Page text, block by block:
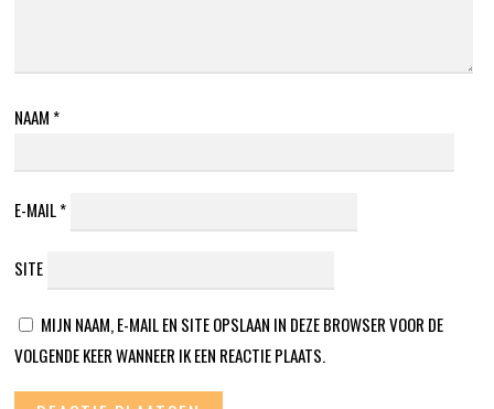
NAAM *
E-MAIL*
SITE
MIJN NAAM, E-MAIL EN SITE OPSLAAN IN DEZE BROWSER VOOR DE
VOLGENDE KEER WANNEER IK EEN REACTIE PLAATS.